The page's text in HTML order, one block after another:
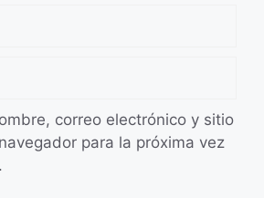
correo electrónico y sitio
para la próxima vez